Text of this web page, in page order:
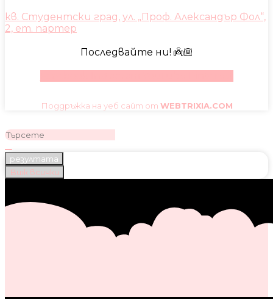
кв. Студентски град, ул. „Проф. Александър Фол“,
2, ет. партер
Последвайте ни! 👼🏼
Поддръжка на уеб сайт от WEBTRIXIA.COM
резултата
Виж всички